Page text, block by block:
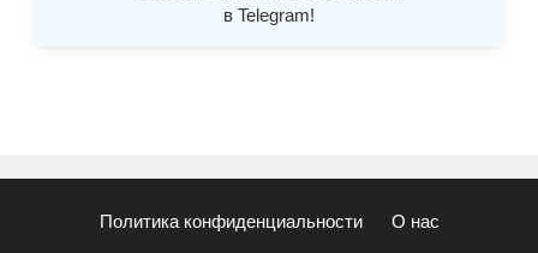
в Telegram!
Политика конфиденциальности О нас